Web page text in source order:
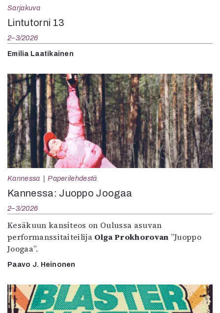
Sarjakuva
Lintutorni 13
2–3/2026
Emilia Laatikainen
Kannessa Paperilehdestä
Kannessa: Juoppo Joogaa
2–3/2026
Kesäkuun kansiteos on Oulussa asuvan
performanssitaiteilija Olga Prokhorovan ”Juoppo
Joogaa”.
Paavo J. Heinonen